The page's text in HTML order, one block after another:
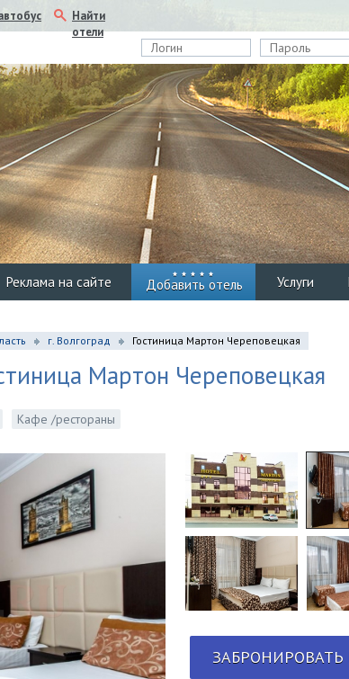
Найти
отели
Реклама на сайте Добавить отель Услуги
г. Волгоград Гостиница Мартон Череповецкая
Мартон Череповецкая
Кафе /рестораны
ЗАБРОНИРОВАТЬ